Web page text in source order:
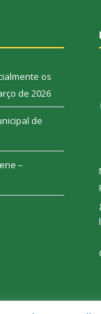
os
de 2026
de
–